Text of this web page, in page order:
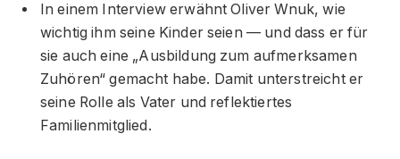
In einem Interview erwähnt Oliver Wnuk, wie
wichtig ihm seine Kinder seien — und dass er für
sie auch eine „Ausbildung zum aufmerksamen
Zuhören“ gemacht habe. Damit unterstreicht er
seine Rolle als Vater und reflektiertes
Familienmitglied.